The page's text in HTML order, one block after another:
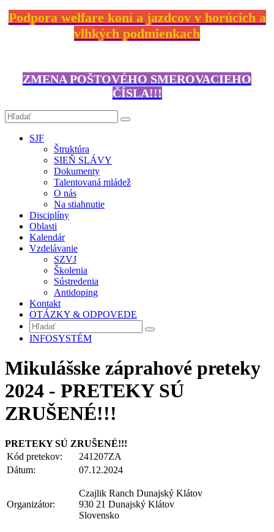
Podpora welfare koní a jazdcov v horúcich a
vlhkých podmienkach
ZMENA POŠTOVÉHO SMEROVACIEHO
ČÍSLA!!!
SJF
Štruktúra
SIEŇ SLÁVY
Dokumenty
Talentovaná mládež
O nás
Na stiahnutie
Disciplíny
Oblasti
Kalendár
Vzdelávanie
SZVJ
Školenia
Sústredenia
Antidoping
Kontakt
OTÁZKY & ODPOVEDE
INFOSYSTÉM
Mikulášske záprahové preteky
2024 - PRETEKY SÚ
ZRUŠENÉ!!!
PRETEKY SÚ ZRUŠENÉ!!!
Kód pretekov:
241207ZA
Dátum:
07.12.2024
Organizátor:
Czajlik Ranch Dunajský Klátov
930 21 Dunajský Klátov
Slovensko